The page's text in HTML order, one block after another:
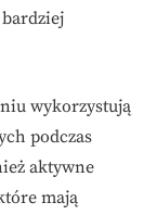
wykorzystują
podczas
aktywne
mają